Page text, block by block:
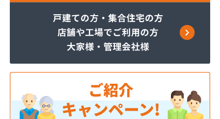
ホームライフサポート株式会社
みやぎ生活協同組合コープガスセンター
ミライフ東日本株式会社 石巻店
ミライフ東日本株式会社 仙台支店 石巻基地
ミライフ東日本株式会社 仙台支店 仙台基地
ロジトライ東北株式会社 仙台事業所
ワタヒョウ株式会社